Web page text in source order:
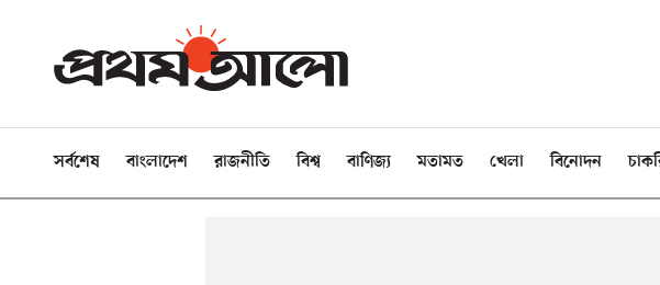
সর্বশেষ বাংলাদেশ রাজনীতি বিশ্ব বাণিজ্য মতামত খেলা বিনোদন